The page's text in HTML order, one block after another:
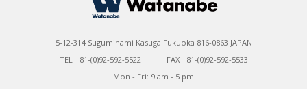
5-12-314 Suguminami Kasuga Fukuoka 816-0863 JAPAN
TEL +81-(0)92-592-5522 | FAX +81-(0)92-592-5533
Mon - Fri: 9 am - 5 pm